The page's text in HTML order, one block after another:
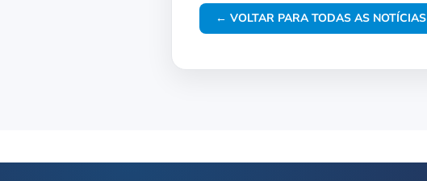
← VOLTAR PARA TODAS AS NOTÍCIAS